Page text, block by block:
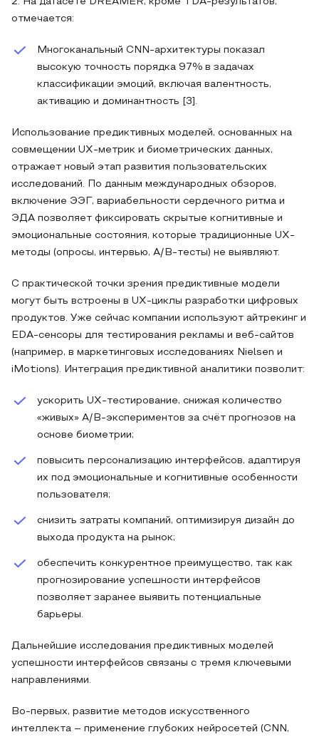
2. На датасете DREAMER, кроме TDA‑результатов,
отмечается:
Многоканальный CNN-архитектуры показал
высокую точность порядка 97% в задачах
классификации эмоций, включая валентность,
активацию и доминантность [3].
Использование предиктивных моделей, основанных на
совмещении UX-метрик и биометрических данных,
отражает новый этап развития пользовательских
исследований. По данным международных обзоров,
включение ЭЭГ, вариабельности сердечного ритма и
ЭДА позволяет фиксировать скрытые когнитивные и
эмоциональные состояния, которые традиционные UX-
методы (опросы, интервью, A/B-тесты) не выявляют.
С практической точки зрения предиктивные модели
могут быть встроены в UX-циклы разработки цифровых
продуктов. Уже сейчас компании используют айтрекинг и
EDA-сенсоры для тестирования рекламы и веб-сайтов
(например, в маркетинговых исследованиях Nielsen и
iMotions). Интеграция предиктивной аналитики позволит:
ускорить UX-тестирование, снижая количество
«живых» A/B-экспериментов за счёт прогнозов на
основе биометрии;
повысить персонализацию интерфейсов, адаптируя
их под эмоциональные и когнитивные особенности
пользователя;
снизить затраты компаний, оптимизируя дизайн до
выхода продукта на рынок;
обеспечить конкурентное преимущество, так как
прогнозирование успешности интерфейсов
позволяет заранее выявить потенциальные
барьеры.
Дальнейшие исследования предиктивных моделей
успешности интерфейсов связаны с тремя ключевыми
направлениями.
Во-первых, развитие методов искусственного
интеллекта – применение глубоких нейросетей (CNN,